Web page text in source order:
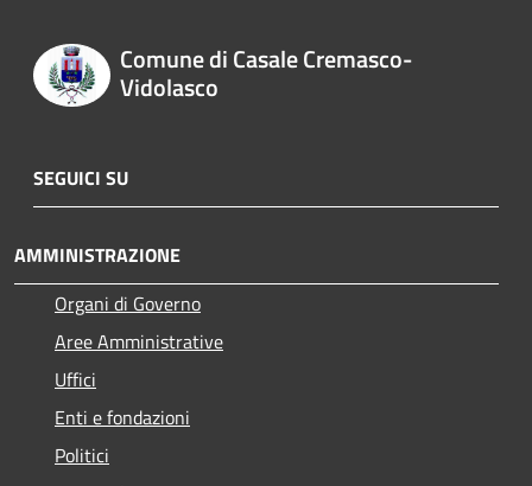
Comune di Casale Cremasco-
Vidolasco
SEGUICI SU
AMMINISTRAZIONE
Organi di Governo
Aree Amministrative
Uffici
Enti e fondazioni
Politici